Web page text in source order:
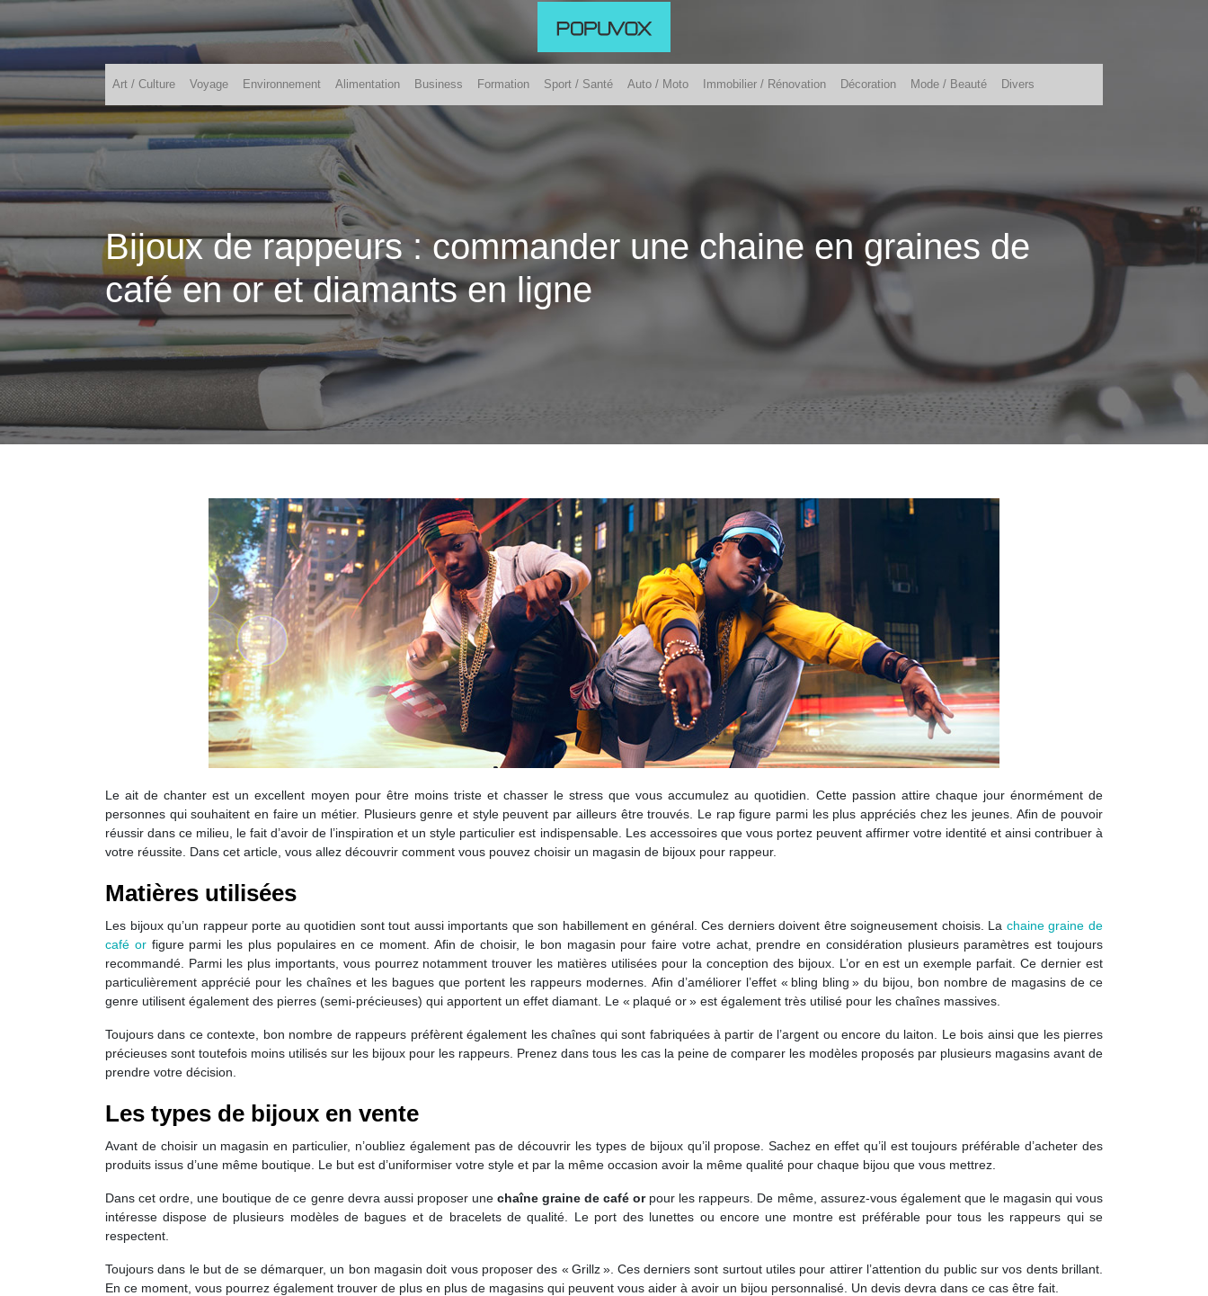
Art / Culture Voyage Environnement Alimentation Business Formation Sport / Santé Auto / Moto Immobilier / Rénovation Décoration Mode / Beauté Divers
Bijoux de rappeurs : commander une chaine en graines de
café en or et diamants en ligne
Le ait de chanter est un excellent moyen pour être moins triste et chasser le stress que vous accumulez au quotidien. Cette passion attire chaque jour énormément de
personnes qui souhaitent en faire un métier. Plusieurs genre et style peuvent par ailleurs être trouvés. Le rap figure parmi les plus appréciés chez les jeunes. Afin de pouvoir
réussir dans ce milieu, le fait d’avoir de l’inspiration et un style particulier est indispensable. Les accessoires que vous portez peuvent affirmer votre identité et ainsi contribuer à
votre réussite. Dans cet article, vous allez découvrir comment vous pouvez choisir un magasin de bijoux pour rappeur.
Matières utilisées
Les bijoux qu’un rappeur porte au quotidien sont tout aussi importants que son habillement en général. Ces derniers doivent être soigneusement choisis. La chaine graine de
café orfigure parmi les plus populaires en ce moment. Afin de choisir, le bon magasin pour faire votre achat, prendre en considération plusieurs paramètres est toujours
recommandé. Parmi les plus importants, vous pourrez notamment trouver les matières utilisées pour la conception des bijoux. L’or en est un exemple parfait. Ce dernier est
particulièrement apprécié pour les chaînes et les bagues que portent les rappeurs modernes. Afin d’améliorer l’effet « bling bling » du bijou, bon nombre de magasins de ce
genre utilisent également des pierres (semi-précieuses) qui apportent un effet diamant. Le « plaqué or » est également très utilisé pour les chaînes massives.
Toujours dans ce contexte, bon nombre de rappeurs préfèrent également les chaînes qui sont fabriquées à partir de l’argent ou encore du laiton. Le bois ainsi que les pierres
précieuses sont toutefois moins utilisés sur les bijoux pour les rappeurs. Prenez dans tous les cas la peine de comparer les modèles proposés par plusieurs magasins avant de
prendre votre décision.
Les types de bijoux en vente
Avant de choisir un magasin en particulier, n’oubliez également pas de découvrir les types de bijoux qu’il propose. Sachez en effet qu’il est toujours préférable d’acheter des
produits issus d’une même boutique. Le but est d’uniformiser votre style et par la même occasion avoir la même qualité pour chaque bijou que vous mettrez.
Dans cet ordre, une boutique de ce genre devra aussi proposer une chaîne graine de café orpour les rappeurs. De même, assurez-vous également que le magasin qui vous
intéresse dispose de plusieurs modèles de bagues et de bracelets de qualité. Le port des lunettes ou encore une montre est préférable pour tous les rappeurs qui se
respectent.
Toujours dans le but de se démarquer, un bon magasin doit vous proposer des « Grillz ». Ces derniers sont surtout utiles pour attirer l’attention du public sur vos dents brillant.
En ce moment, vous pourrez également trouver de plus en plus de magasins qui peuvent vous aider à avoir un bijou personnalisé. Un devis devra dans ce cas être fait.